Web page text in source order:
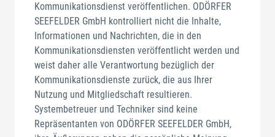
Kommunikationsdienst veröffentlichen. ODÖRFER
SEEFELDER GmbH kontrolliert nicht die Inhalte,
Informationen und Nachrichten, die in den
Kommunikationsdiensten veröffentlicht werden und
weist daher alle Verantwortung bezüglich der
Kommunikationsdienste zurück, die aus Ihrer
Nutzung und Mitgliedschaft resultieren.
Systembetreuer und Techniker sind keine
Repräsentanten von ODÖRFER SEEFELDER GmbH,